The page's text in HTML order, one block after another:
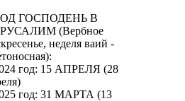
ГОСПОДЕНЬ В
(Вербное
неделя ваий -
год: 15 АПРЕЛЯ (28
год: 31 МАРТА (13